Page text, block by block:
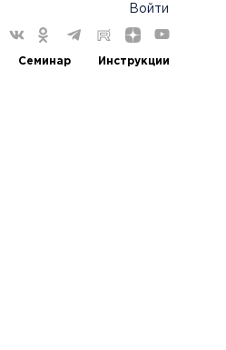
Войти
Семинар Инструкции